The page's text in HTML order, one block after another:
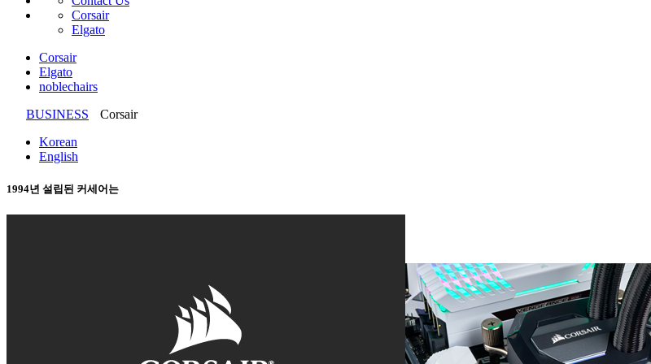
Corsair
Elgato
Corsair
Elgato
noblechairs
BUSINESS
Corsair
Korean
English
1994년 설립된 커세어는